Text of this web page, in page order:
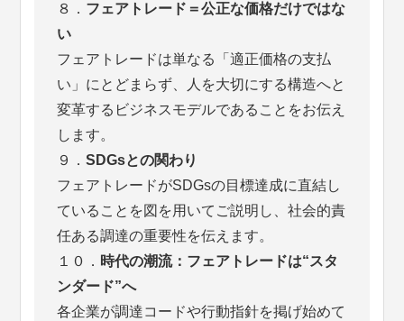
８． フェアトレード＝公正な価格だけではな
い
フェアトレードは単なる「適正価格の支払
い」にとどまらず、人を大切にする構造へと
変革するビジネスモデルであることをお伝え
します。
９．SDGsとの関わり
フェアトレードがSDGsの目標達成に直結し
ていることを図を用いてご説明し、社会的責
任ある調達の重要性を伝えます。
１０． 時代の潮流：フェアトレードは“スタ
ンダード”へ
各企業が調達コードや行動指針を掲げ始めて